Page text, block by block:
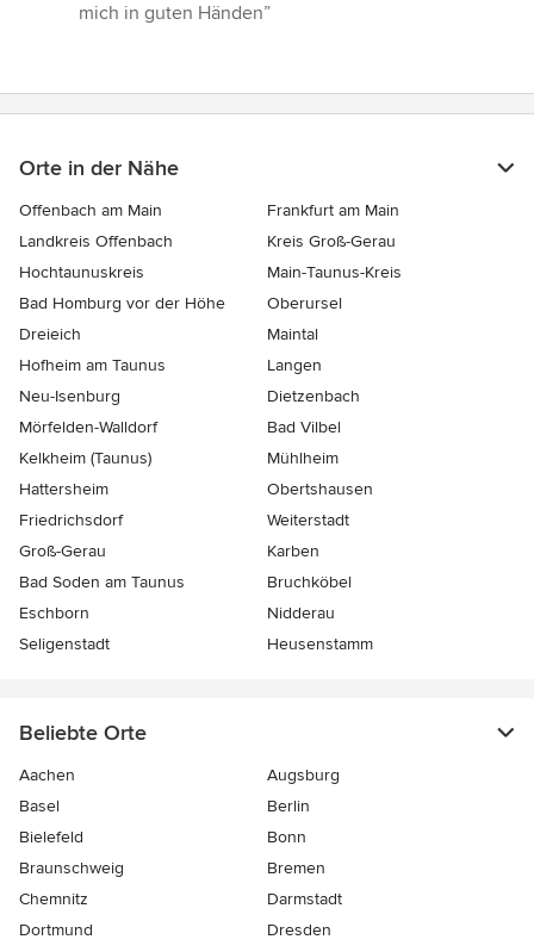
mich in guten Händen”
Orte in der Nähe
Offenbach am Main
Frankfurt am Main
Landkreis Offenbach
Kreis Groß-Gerau
Hochtaunuskreis
Main-Taunus-Kreis
Bad Homburg vor der Höhe
Oberursel
Dreieich
Maintal
Hofheim am Taunus
Langen
Neu-Isenburg
Dietzenbach
Mörfelden-Walldorf
Bad Vilbel
Kelkheim (Taunus)
Mühlheim
Hattersheim
Obertshausen
Friedrichsdorf
Weiterstadt
Groß-Gerau
Karben
Bad Soden am Taunus
Bruchköbel
Eschborn
Nidderau
Seligenstadt
Heusenstamm
Beliebte Orte
Aachen
Augsburg
Basel
Berlin
Bielefeld
Bonn
Braunschweig
Bremen
Chemnitz
Darmstadt
Dortmund
Dresden